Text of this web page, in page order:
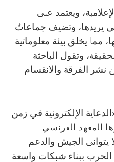
ويعتمد على
يريدها، وتضيف جماعاتٌ
مما يخلق بيئة معلوماتية
وتقول الباحثة
نشر الفرقة والانقسام
الإلكترونية في زمن
المعهد الفرنسي
يتوانى الجيش والدعم
ببناء شبكات واسعة